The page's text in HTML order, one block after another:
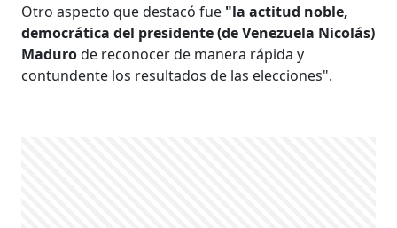
Otro aspecto que destacó fue "la actitud noble,
democrática del presidente (de Venezuela Nicolás)
Madurode reconocer de manera rápida y
contundente los resultados de las elecciones".